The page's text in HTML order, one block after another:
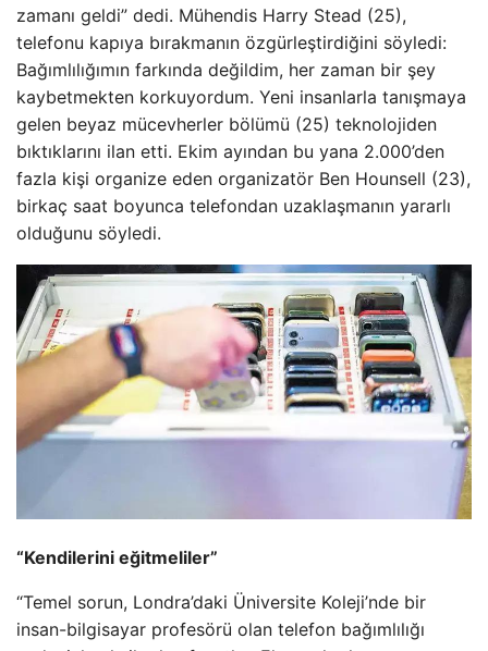
zamanı geldi” dedi. Mühendis Harry Stead (25),
telefonu kapıya bırakmanın özgürleştirdiğini söyledi:
Bağımlılığımın farkında değildim, her zaman bir şey
kaybetmekten korkuyordum. Yeni insanlarla tanışmaya
gelen beyaz mücevherler bölümü (25) teknolojiden
bıktıklarını ilan etti. Ekim ayından bu yana 2.000’den
fazla kişi organize eden organizatör Ben Hounsell (23),
birkaç saat boyunca telefondan uzaklaşmanın yararlı
olduğunu söyledi.
“Kendilerini eğitmeliler”
“Temel sorun, Londra’daki Üniversite Koleji’nde bir
insan-bilgisayar profesörü olan telefon bağımlılığı